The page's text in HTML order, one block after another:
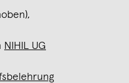
NIHIL UG